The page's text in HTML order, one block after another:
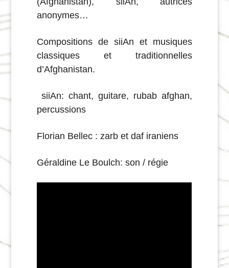
anonymes…
Compositions de siiAn et musiques
classiques et traditionnelles
d’Afghanistan.
siiAn: chant, guitare, rubab afghan,
percussions
Florian Bellec : zarb et daf iraniens
Géraldine Le Boulch: son / régie